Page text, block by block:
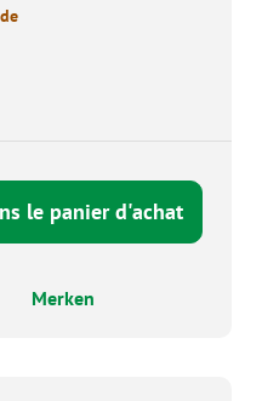
Entrez la quantité
le panier d'achat
Merken